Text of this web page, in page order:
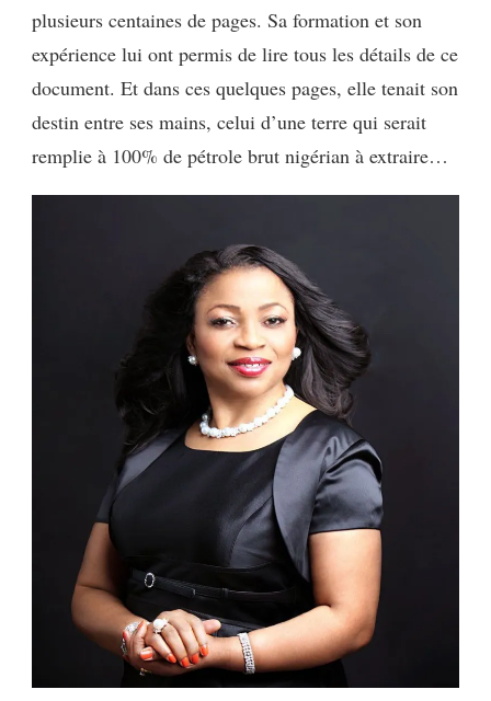
plusieurs centaines de pages. Sa formation et son
expérience lui ont permis de lire tous les détails de ce
document. Et dans ces quelques pages, elle tenait son
destin entre ses mains, celui d’une terre qui serait
remplie à 100% de pétrole brut nigérian à extraire…